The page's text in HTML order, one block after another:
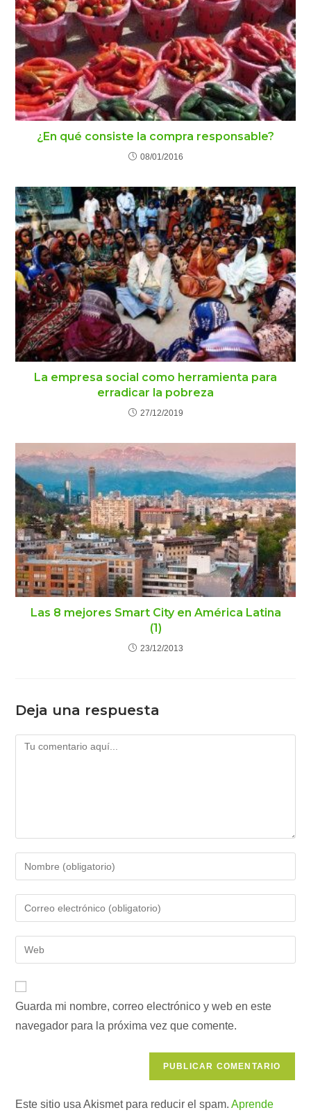
¿En qué consiste la compra responsable?
08/01/2016
La empresa social como herramienta para
erradicar la pobreza
27/12/2019
Las 8 mejores Smart City en América Latina
(1)
23/12/2013
Deja una respuesta
Comentario
tu
nombre
de
usuario
para
tu
dirección
de
para
comentar
la
de
tu
web
Guarda mi nombre, correo electrónico y web en este
navegador para la próxima vez que comente.
Este sitio usa Akismet para reducir el spam.Aprende